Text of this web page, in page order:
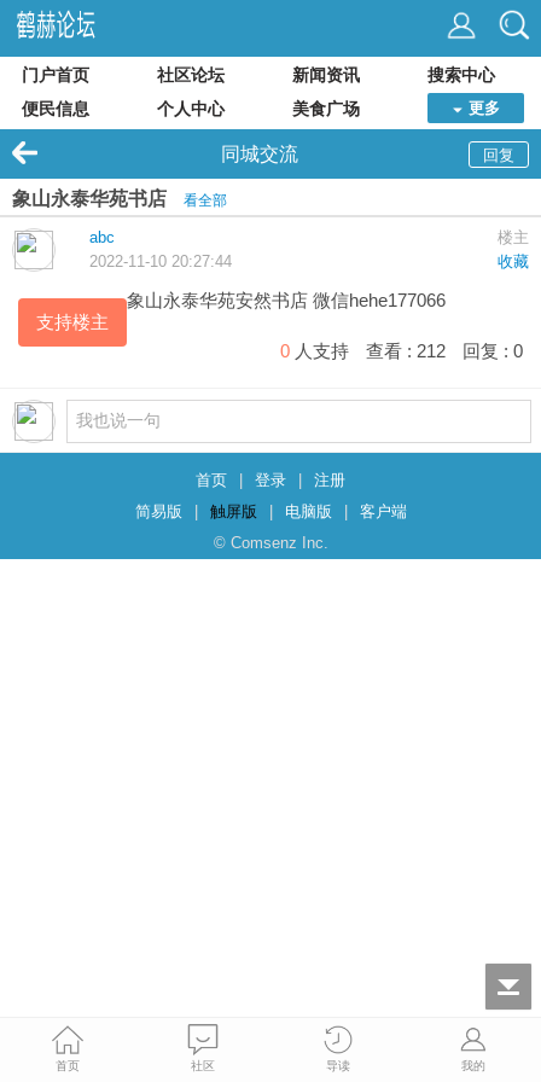
门户首页 社区论坛 新闻资讯
搜索中心
便民信息
个人中心 美食广场 更多
回复
同城交流
象山永泰华苑书店 看全部
楼主
abc
收藏
2022-11-10 20:27:44
象山永泰华苑安然书店 微信hehe177066
支持楼主
0 人支持 查看 : 212 回复 : 0
首页 登录
注册
简易版
触屏版 电脑版
客户端
© Comsenz Inc.
首页 社区 导读 我的